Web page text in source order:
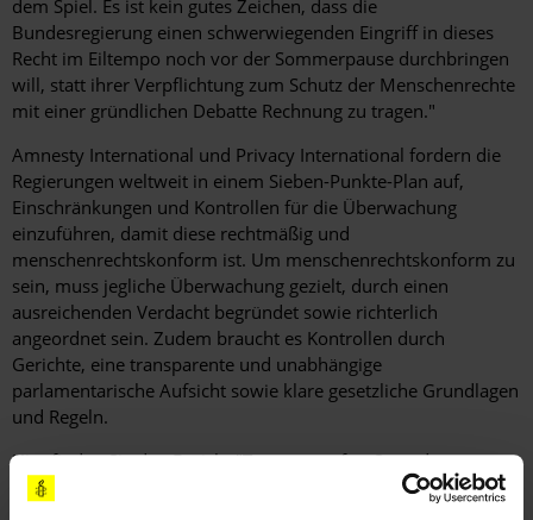
dem Spiel. Es ist kein gutes Zeichen, dass die
Bundesregierung einen schwerwiegenden Eingriff in dieses
Recht im Eiltempo noch vor der Sommerpause durchbringen
will, statt ihrer Verpflichtung zum Schutz der Menschenrechte
mit einer gründlichen Debatte Rechnung zu tragen."
Amnesty International und Privacy International fordern die
Regierungen weltweit in einem Sieben-Punkte-Plan auf,
Einschränkungen und Kontrollen für die Überwachung
einzuführen, damit diese rechtmäßig und
menschenrechtskonform ist. Um menschenrechtskonform zu
sein, muss jegliche Überwachung gezielt, durch einen
ausreichenden Verdacht begründet sowie richterlich
angeordnet sein. Zudem braucht es Kontrollen durch
Gerichte, eine transparente und unabhängige
parlamentarische Aufsicht sowie klare gesetzliche Grundlagen
und Regeln.
Hier finden Sie den Bericht"Two years after Snowden:
Protecting human rights in an age of mass surveillance" (PDF,